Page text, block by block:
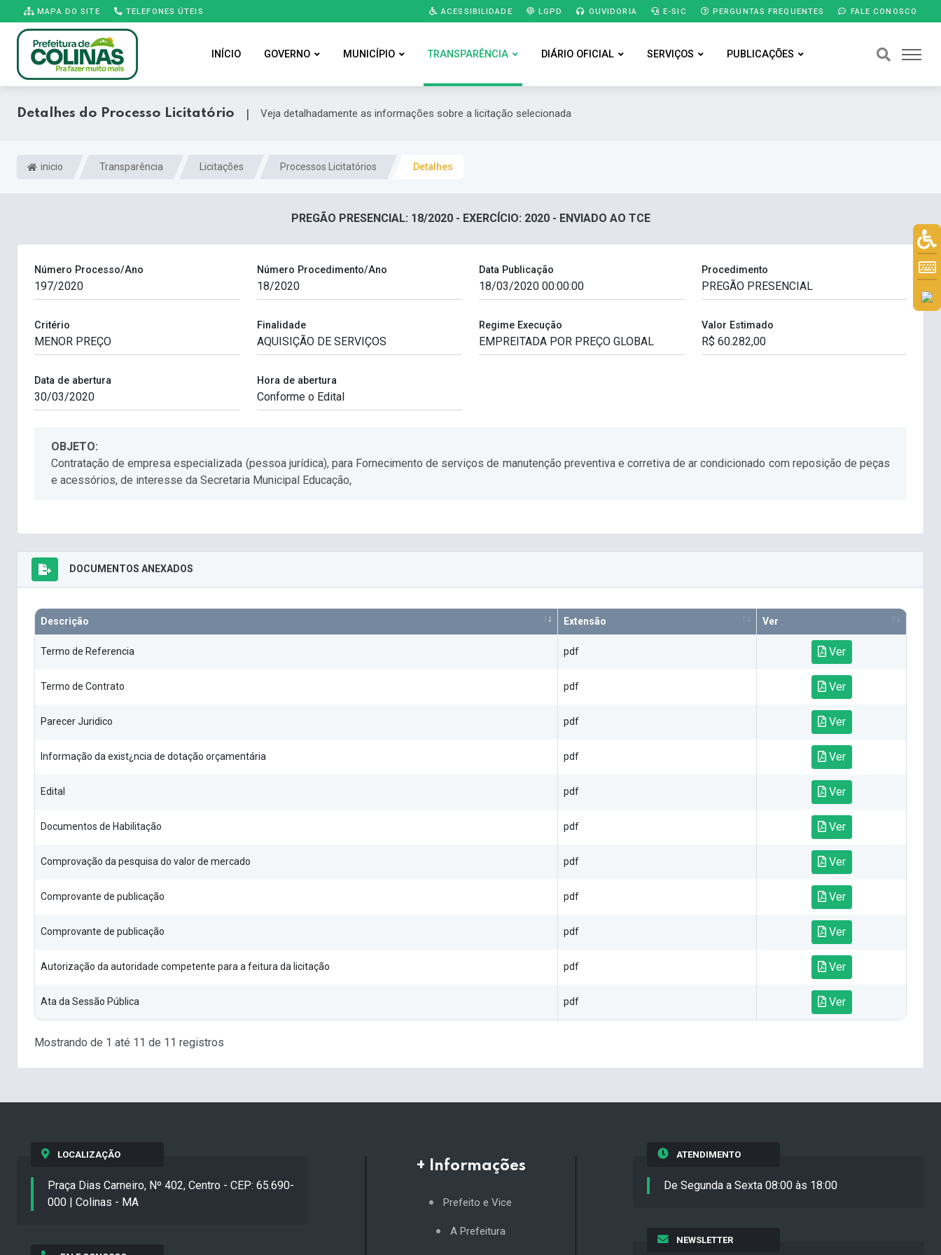
MAPA DO SITE TELEFONES ÚTEIS ACESSIBILIDADE LGPD OUVIDORIA E-SIC PERGUNTAS FREQUENTES FALE CONOSCO
INÍCIO GOVERNO MUNICÍPIO TRANSPARÊNCIA DIÁRIO OFICIAL SERVIÇOS PUBLICAÇÕES
Detalhes do Processo Licitatório | Veja detalhadamente as informações sobre a licitação selecionada
inicio Transparência Licitações Processos Licitatórios Detalhes
PREGÃO PRESENCIAL: 18/2020 - EXERCÍCIO: 2020 - ENVIADO AO TCE
Número Processo/Ano Número Procedimento/Ano Data Publicação Procedimento
Critério Finalidade Regime Execução Valor Estimado
Data de abertura Hora de abertura
OBJETO:
Contratação de empresa especializada (pessoa jurídica), para Fornecimento de serviços de manutenção preventiva e corretiva de ar condicionado com reposição de peças
e acessórios, de interesse da Secretaria Municipal Educação,
DOCUMENTOS ANEXADOS
Descrição Extensão Ver
Termo de Referencia pdf Ver
Termo de Contrato pdf Ver
Parecer Juridico pdf Ver
Informação da exist¿ncia de dotação orçamentária pdf Ver
Edital pdf Ver
Documentos de Habilitação pdf Ver
Comprovação da pesquisa do valor de mercado pdf Ver
Comprovante de publicação pdf Ver
Comprovante de publicação pdf Ver
Autorização da autoridade competente para a feitura da licitação pdf Ver
Ata da Sessão Pública pdf Ver
Mostrando de 1 até 11 de 11 registros
LOCALIZAÇÃO
Praça Dias Carneiro, Nº 402, Centro - CEP: 65.690-
000 | Colinas - MA
+ Informações
Prefeito e Vice
A Prefeitura
ATENDIMENTO
De Segunda a Sexta 08:00 às 18:00
NEWSLETTER